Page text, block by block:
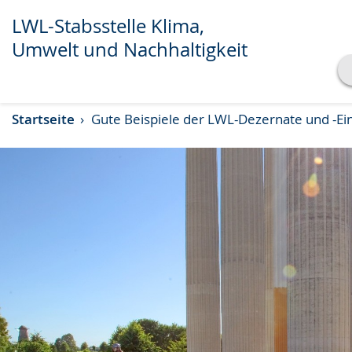
Transkript anzeigen
Abspielen
Pausieren
LWL-Stabsstelle Klima,
Umwelt und Nachhaltigkeit
Startseite Gute Beispiele der LWL-Dezernate und -